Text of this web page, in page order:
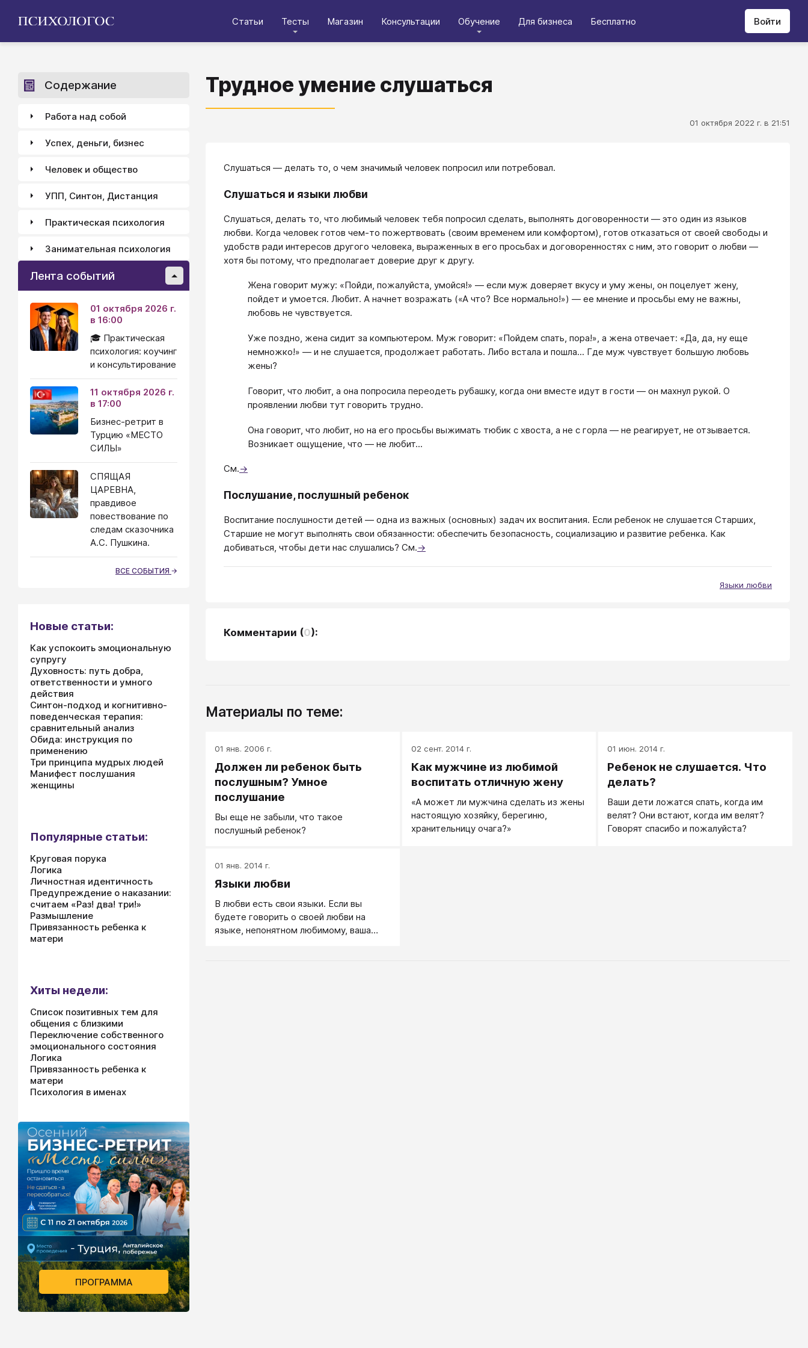
Статьи Тесты Магазин Консультации Обучение Для бизнеса Бесплатно Войти
Трудное умение слушаться
01 октября 2022 г. в 21:51
Слушаться — делать то, о чем значимый человек попросил или потребовал.
Слушаться и языки любви
Слушаться, делать то, что любимый человек тебя попросил сделать, выполнять договоренности — это один из языков
любви. Когда человек готов чем-то пожертвовать (своим временем или комфортом), готов отказаться от своей свободы и
удобств ради интересов другого человека, выраженных в его просьбах и договоренностях с ним, это говорит о любви —
хотя бы потому, что предполагает доверие друг к другу.
Жена говорит мужу: «Пойди, пожалуйста, умойся!» — если муж доверяет вкусу и уму жены, он поцелует жену,
пойдет и умоется. Любит. А начнет возражать («А что? Все нормально!») — ее мнение и просьбы ему не важны,
любовь не чувствуется.
Уже поздно, жена сидит за компьютером. Муж говорит: «Пойдем спать, пора!», а жена отвечает: «Да, да, ну еще
немножко!» — и не слушается, продолжает работать. Либо встала и пошла... Где муж чувствует большую любовь
жены?
Говорит, что любит, а она попросила переодеть рубашку, когда они вместе идут в гости — он махнул рукой. О
проявлении любви тут говорить трудно.
Она говорит, что любит, но на его просьбы выжимать тюбик с хвоста, а не с горла — не реагирует, не отзывается.
Возникает ощущение, что — не любит...
См.→
Послушание, послушный ребенок
Воспитание послушности детей — одна из важных (основных) задач их воспитания. Если ребенок не слушается Старших,
Старшие не могут выполнять свои обязанности: обеспечить безопасность, социализацию и развитие ребенка. Как
добиваться, чтобы дети нас слушались? См.→
Языки любви
Комментарии (0):
Материалы по теме:
01 янв. 2006 г.
Должен ли ребенок быть
послушным? Умное
послушание
Вы еще не забыли, что такое
послушный ребенок?
02 сент. 2014 г.
Как мужчине из любимой
воспитать отличную жену
«А может ли мужчина сделать из жены
настоящую хозяйку, берегиню,
хранительницу очага?»
01 июн. 2014 г.
Ребенок не слушается. Что
делать?
Ваши дети ложатся спать, когда им
велят? Они встают, когда им велят?
Говорят спасибо и пожалуйста?
01 янв. 2014 г.
Языки любви
В любви есть свои языки. Если вы
будете говорить о своей любви на
языке, непонятном любимому, ваша
Содержание
Работа над собой
Успех, деньги, бизнес
Человек и общество
УПП, Синтон, Дистанция
Практическая психология
Занимательная психология
Лента событий
01 октября 2026 г.
в 16:00
🎓 Практическая
психология: коучинг
и консультирование
11 октября 2026 г.
в 17:00
Бизнес-ретрит в
Турцию «МЕСТО
СИЛЫ»
СПЯЩАЯ
ЦАРЕВНА,
правдивое
повествование по
следам сказочника
А.С. Пушкина.
ВСЕ СОБЫТИЯ
Новые статьи:
Как успокоить эмоциональную
супругу
Духовность: путь добра,
ответственности и умного
действия
Синтон-подход и когнитивно-
поведенческая терапия:
сравнительный анализ
Обида: инструкция по
применению
Три принципа мудрых людей
Манифест послушания
женщины
Популярные статьи:
Круговая порука
Логика
Личностная идентичность
Предупреждение о наказании:
считаем «Раз! два! три!»
Размышление
Привязанность ребенка к
матери
Хиты недели:
Список позитивных тем для
общения с близкими
Переключение собственного
эмоционального состояния
Логика
Привязанность ребенка к
матери
Психология в именах
ПРОГРАММА